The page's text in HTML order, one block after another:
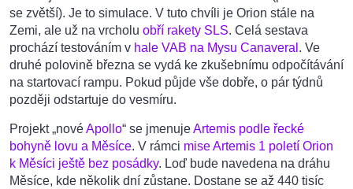
se zvětší). Je to simulace. V tuto chvíli je Orion stále na
Zemi, ale už na vrcholu obří rakety SLS. Celá sestava
prochází testováním v hale VAB na Mysu Canaveral . Ve
druhé polovině března se vydá ke zkušebnímu odpočítávání
na startovací rampu. Pokud půjde vše dobře, o pár týdnů
později odstartuje do vesmíru.
Projekt „novéApollo“ se jmenujeArtemis podle řecké
bohyně lovu a Měsíce. V rámci mise Artemis 1 poletí Orion
k Měsíci ještě bez posádky. Loď bude navedena na dráhu
Měsíce, kde několik dní zůstane. Dostane se až 440 tisíc